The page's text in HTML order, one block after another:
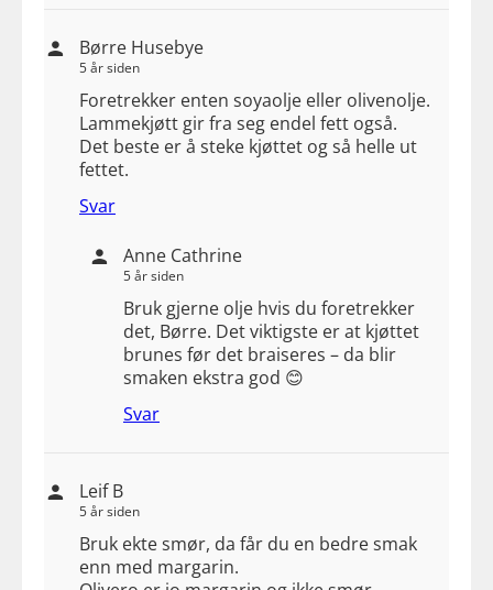
Børre Husebye
5 år siden
Foretrekker enten soyaolje eller olivenolje.
Lammekjøtt gir fra seg endel fett også.
Det beste er å steke kjøttet og så helle ut
fettet.
Svar
Anne Cathrine
5 år siden
Bruk gjerne olje hvis du foretrekker
det, Børre. Det viktigste er at kjøttet
brunes før det braiseres – da blir
smaken ekstra god 😊
Svar
Leif B
5 år siden
Bruk ekte smør, da får du en bedre smak
enn med margarin.